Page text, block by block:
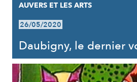
AUVERS ET LES ARTS
26/05/2020
Daubigny, le dernier